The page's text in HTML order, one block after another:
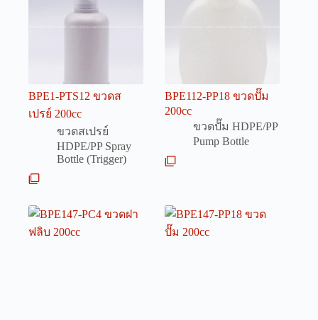
BPE1-PTS12 ขวดส
เปรย์ 200cc
ขวดสเปรย์
HDPE/PP Spray
Bottle (Trigger)
BPE112-PP18 ขวดปั๊ม
200cc
ขวดปั๊ม HDPE/PP
Pump Bottle